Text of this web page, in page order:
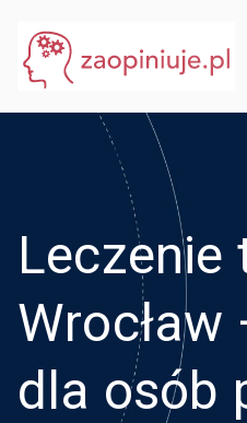
treści
Leczenie
dla osób